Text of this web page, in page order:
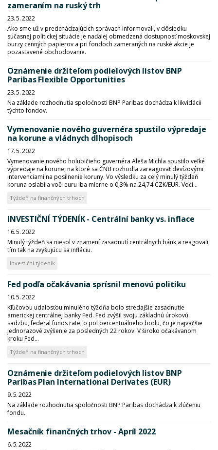
zameraním na ruský trh
23. 5. 2022
Ako sme už v predchádzajúcich správach informovali, v dôsledku
súčasnej politickej situácie je naďalej obmedzená dostupnosť moskovskej
burzy cenných papierov a pri fondoch zameraných na ruské akcie je
pozastavené obchodovanie.
Oznámenie držiteľom podielových listov BNP
Paribas Flexible Opportunities
23. 5. 2022
Na základe rozhodnutia spoločnosti BNP Paribas dochádza k likvidácii
týchto fondov.
Vymenovanie nového guvernéra spustilo výpredaje
na korune a vládnych dlhopisoch
17. 5. 2022
Vymenovanie nového holubičieho guvernéra Aleša Michla spustilo veľké
výpredaje na korune, na ktoré sa ČNB rozhodla zareagovať devízovými
intervenciami na posilnenie koruny. Vo výsledku za celý minulý týždeň
koruna oslabila voči euru iba mierne o 0,3% na 24,74 CZK/EUR. Voči...
Týždeň na finančných trhoch
INVESTIČNÍ TÝDENÍK - Centrální banky vs. inflace
16. 5. 2022
Minulý týždeň sa niesol v znamení zasadnutí centrálnych bánk a reagovali
tím tak na zvyšujúcu sa infláciu.
Investiční týdeník
Fed podľa očakávania sprísnil menovú politiku
10. 5. 2022
Kľúčovou udalosťou minulého týždňa bolo stredajšie zasadnutie
americkej centrálnej banky Fed. Fed zvýšil svoju základnú úrokovú
sadzbu, federal funds rate, o pol percentuálneho bodu, čo je najväčšie
jednorazové zvýšenie za posledných 22 rokov. V široko očakávanom
kroku Fed...
Týždeň na finančných trhoch
Oznámenie držiteľom podielových listov BNP
Paribas Plan International Derivates (EUR)
9. 5. 2022
Na základe rozhodnutia spoločnosti BNP Paribas dochádza k zlúčeniu
fondu.
Mesačník finančných trhov - Apríl 2022
6. 5. 2022